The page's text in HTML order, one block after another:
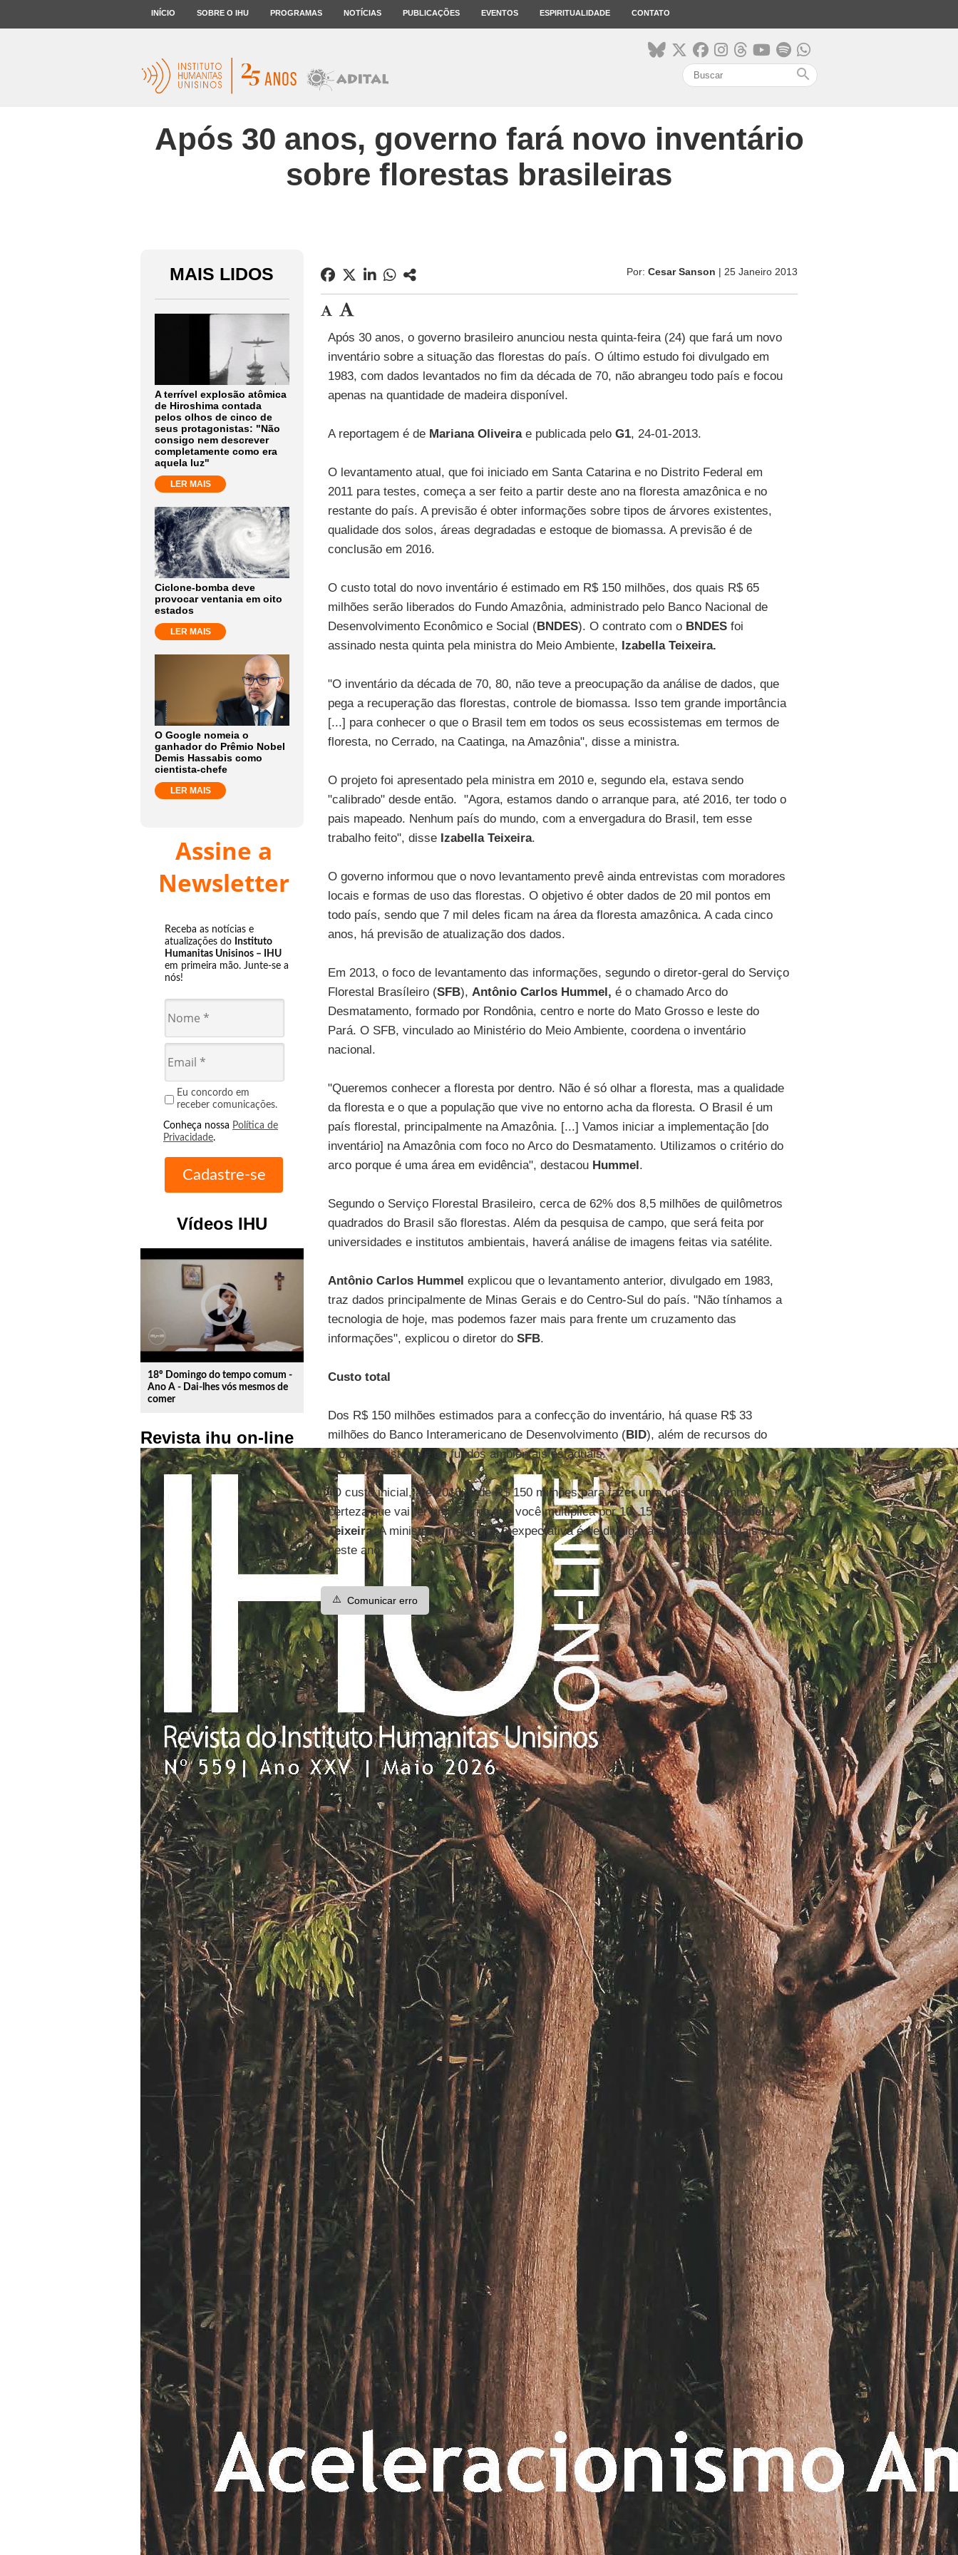
INÍCIO SOBRE O IHU PROGRAMAS NOTÍCIAS PUBLICAÇÕES EVENTOS ESPIRITUALIDADE CONTATO
search
Após 30 anos, governo fará novo inventário
sobre florestas brasileiras
MAIS LIDOS
A terrível explosão atômica
de Hiroshima contada
pelos olhos de cinco de
seus protagonistas: "Não
consigo nem descrever
completamente como era
aquela luz"
LER MAIS
Ciclone-bomba deve
provocar ventania em oito
estados
LER MAIS
O Google nomeia o
ganhador do Prêmio Nobel
Demis Hassabis como
cientista-chefe
LER MAIS
Assine a
Newsletter
Receba as notícias e
atualizações do Instituto
Humanitas Unisinos – IHU
em primeira mão. Junte-se a
nós!
Eu concordo em
receber comunicações.
Conheça nossa Política de
Privacidade.
Vídeos IHU
play_circle_outline
18º Domingo do tempo comum -
Ano A - Dai-lhes vós mesmos de
comer
Revista ihu on-line
Por: Cesar Sanson | 25 Janeiro 2013
Após 30 anos, o governo brasileiro anunciou nesta quinta-feira (24) que fará um novo
inventário sobre a situação das florestas do país. O último estudo foi divulgado em
1983, com dados levantados no fim da década de 70, não abrangeu todo país e focou
apenas na quantidade de madeira disponível.
A reportagem é de Mariana Oliveirae publicada pelo G1, 24-01-2013.
O levantamento atual, que foi iniciado em Santa Catarina e no Distrito Federal em
2011 para testes, começa a ser feito a partir deste ano na floresta amazônica e no
restante do país. A previsão é obter informações sobre tipos de árvores existentes,
qualidade dos solos, áreas degradadas e estoque de biomassa. A previsão é de
conclusão em 2016.
O custo total do novo inventário é estimado em R$ 150 milhões, dos quais R$ 65
milhões serão liberados do Fundo Amazônia, administrado pelo Banco Nacional de
Desenvolvimento Econômico e Social (BNDES). O contrato com o BNDES foi
assinado nesta quinta pela ministra do Meio Ambiente, Izabella Teixeira.
"O inventário da década de 70, 80, não teve a preocupação da análise de dados, que
pega a recuperação das florestas, controle de biomassa. Isso tem grande importância
[...] para conhecer o que o Brasil tem em todos os seus ecossistemas em termos de
floresta, no Cerrado, na Caatinga, na Amazônia", disse a ministra.
O projeto foi apresentado pela ministra em 2010 e, segundo ela, estava sendo
"calibrado" desde então. "Agora, estamos dando o arranque para, até 2016, ter todo o
pais mapeado. Nenhum país do mundo, com a envergadura do Brasil, tem esse
trabalho feito", disse Izabella Teixeira.
O governo informou que o novo levantamento prevê ainda entrevistas com moradores
locais e formas de uso das florestas. O objetivo é obter dados de 20 mil pontos em
todo país, sendo que 7 mil deles ficam na área da floresta amazônica. A cada cinco
anos, há previsão de atualização dos dados.
Em 2013, o foco de levantamento das informações, segundo o diretor-geral do Serviço
Florestal Brasíleiro (SFB), Antônio Carlos Hummel, é o chamado Arco do
Desmatamento, formado por Rondônia, centro e norte do Mato Grosso e leste do
Pará. O SFB, vinculado ao Ministério do Meio Ambiente, coordena o inventário
nacional.
"Queremos conhecer a floresta por dentro. Não é só olhar a floresta, mas a qualidade
da floresta e o que a população que vive no entorno acha da floresta. O Brasil é um
país florestal, principalmente na Amazônia. [...] Vamos iniciar a implementação [do
inventário] na Amazônia com foco no Arco do Desmatamento. Utilizamos o critério do
arco porque é uma área em evidência", destacou Hummel.
Segundo o Serviço Florestal Brasileiro, cerca de 62% dos 8,5 milhões de quilômetros
quadrados do Brasil são florestas. Além da pesquisa de campo, que será feita por
universidades e institutos ambientais, haverá análise de imagens feitas via satélite.
Antônio Carlos Hummel explicou que o levantamento anterior, divulgado em 1983,
traz dados principalmente de Minas Gerais e do Centro-Sul do país. "Não tínhamos a
tecnologia de hoje, mas podemos fazer mais para frente um cruzamento das
informações", explicou o diretor do SFB.
Custo total
Dos R$ 150 milhões estimados para a confecção do inventário, há quase R$ 33
milhões do Banco Interamericano de Desenvolvimento (BID), além de recursos do
próprio ministério e de fundos ambientais estaduais.
"O custo inicial, até 2016, é de R$ 150 milhões para fazer uma coisa que tenho
certeza que vai ter um retorno que você multiplica por 10, 15 vezes", disse Izabella
Teixeira. A ministra afirmou que a expectativa é de divulgação de dados parciais ainda
neste ano.
⚠️ Comunicar erro